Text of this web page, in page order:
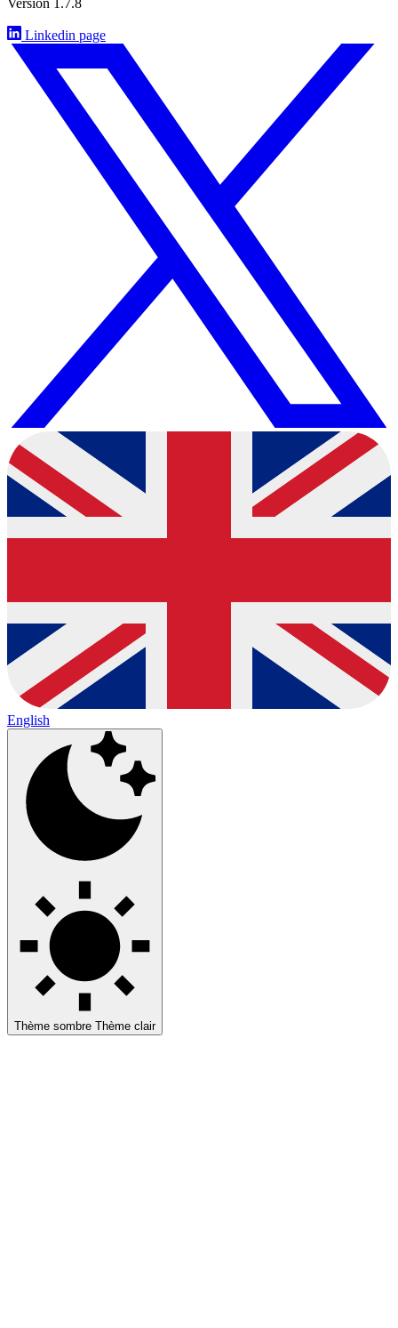
Linkedin page
English
Thème sombre Thème clair